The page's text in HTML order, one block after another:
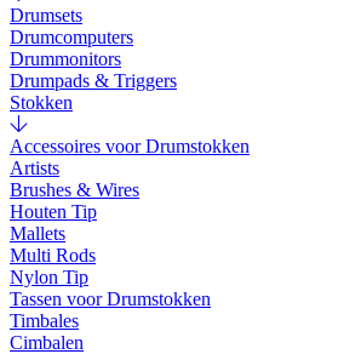
Drumsets
Drumcomputers
Drummonitors
Drumpads & Triggers
Stokken
Accessoires voor Drumstokken
Artists
Brushes & Wires
Houten Tip
Mallets
Multi Rods
Nylon Tip
Tassen voor Drumstokken
Timbales
Cimbalen